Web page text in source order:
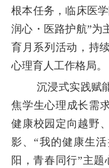
根本任务，临床医
润心・医路护航”为
育月系列活动，持
心理育人工作格局。
沉浸式实践赋
焦学生心理成长需
健康校园定向越野
影、“我的健康生
阳，青春同行”主